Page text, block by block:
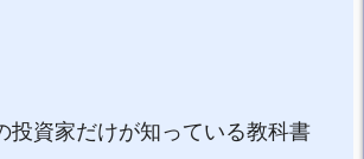
投資家だけが知っている教科書